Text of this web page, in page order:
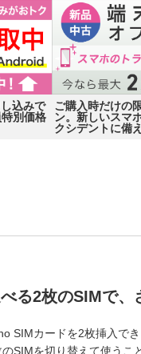
込みで
別価格
ご購入時だけの
ン。新しいスマ
クシデントに備
る2枚のSIMで、
SIMカードを2枚挿入で
のSIMを切り替えて使うこ